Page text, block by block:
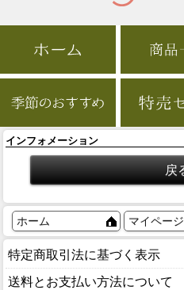
インフォメーション
ホーム マイページ
特定商取引法に基づく表示
送料とお支払い方法について